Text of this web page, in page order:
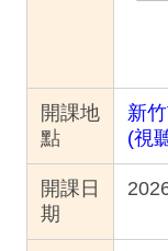
開課地
點
新
(視
開課日
期